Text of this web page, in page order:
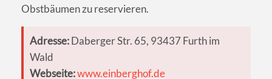
Obstbäumen zu reservieren.
Adresse:Daberger Str. 65, 93437 Furth im
Wald
Webseite:www.einberghof.de